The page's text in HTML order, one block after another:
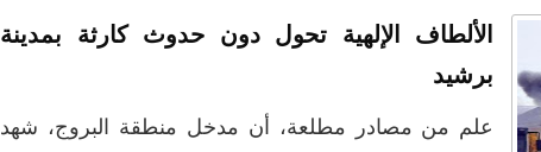
الألطاف الإلهية تحول دون حدوث كارثة بمدينة
برشيد
علم من مصادر مطلعة، أن مدخل منطقة البروج، شهد